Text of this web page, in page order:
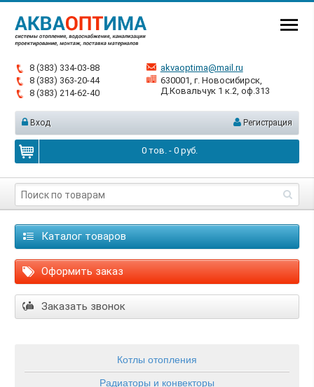
8 (383) 334-03-88
8 (383) 363-20-44
8 (383) 214-62-40
akvaoptima@mail.ru
630001, г. Новосибирск,
Д.Ковальчук 1 к.2, оф.313
Вход Регистрация
0тов. - 0руб.
Каталог товаров
Оформить заказ
Заказать звонок
Котлы отопления
Радиаторы и конвекторы